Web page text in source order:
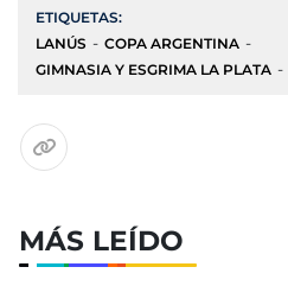
ETIQUETAS:
LANÚS
COPA ARGENTINA
GIMNASIA Y ESGRIMA LA PLATA
MÁS LEÍDO